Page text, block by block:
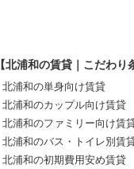
【北浦和の賃貸｜こだわり
北浦和の単身向け賃貸
北浦和のカップル向け賃貸
北浦和のファミリー向け賃
北浦和のバス・トイレ別賃
北浦和の初期費用安め賃貸